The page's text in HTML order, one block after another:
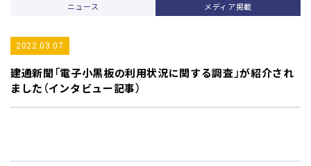
ニュース メディア掲載
2022.03.07
建通新聞 「電子小黒板の利用状況に関する調査」が紹介され
ました（インタビュー記事）